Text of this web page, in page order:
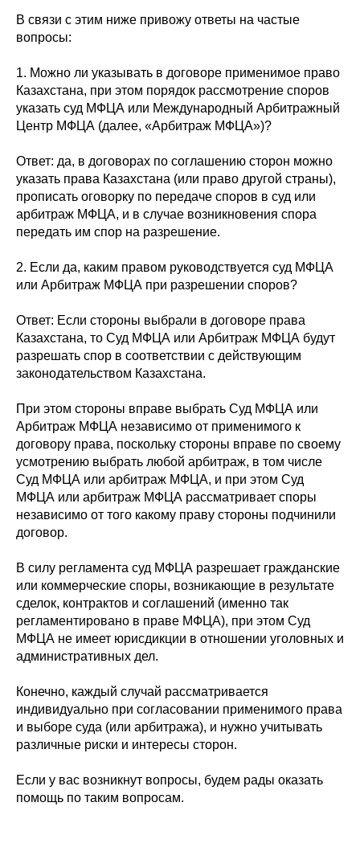
В связи с этим ниже привожу ответы на частые
вопросы:
1. Можно ли указывать в договоре применимое право
Казахстана, при этом порядок рассмотрение споров
указать суд МФЦА или Международный Арбитражный
Центр МФЦА (далее, «Арбитраж МФЦА»)?
Ответ: да, в договорах по соглашению сторон можно
указать права Казахстана (или право другой страны),
прописать оговорку по передаче споров в суд или
арбитраж МФЦА, и в случае возникновения спора
передать им спор на разрешение.
2. Если да, каким правом руководствуется суд МФЦА
или Арбитраж МФЦА при разрешении споров?
Ответ: Если стороны выбрали в договоре права
Казахстана, то Суд МФЦА или Арбитраж МФЦА будут
разрешать спор в соответствии с действующим
законодательством Казахстана.
При этом стороны вправе выбрать Суд МФЦА или
Арбитраж МФЦА независимо от применимого к
договору права, поскольку стороны вправе по своему
усмотрению выбрать любой арбитраж, в том числе
Суд МФЦА или арбитраж МФЦА, и при этом Суд
МФЦА или арбитраж МФЦА рассматривает споры
независимо от того какому праву стороны подчинили
договор.
В силу регламента суд МФЦА разрешает гражданские
или коммерческие споры, возникающие в результате
сделок, контрактов и соглашений (именно так
регламентировано в праве МФЦА), при этом Суд
МФЦА не имеет юрисдикции в отношении уголовных и
административных дел.
Конечно, каждый случай рассматривается
индивидуально при согласовании применимого права
и выборе суда (или арбитража), и нужно учитывать
различные риски и интересы сторон.
Если у вас возникнут вопросы, будем рады оказать
помощь по таким вопросам.